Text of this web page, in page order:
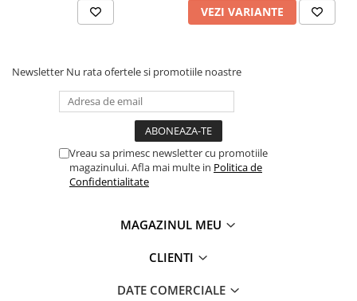
VEZI VARIANTE
Newsletter Nu rata ofertele si promotiile noastre
Vreau sa primesc newsletter cu promotiile
magazinului. Afla mai multe in Politica de
Confidentialitate
MAGAZINUL MEU
CLIENTI
DATE COMERCIALE